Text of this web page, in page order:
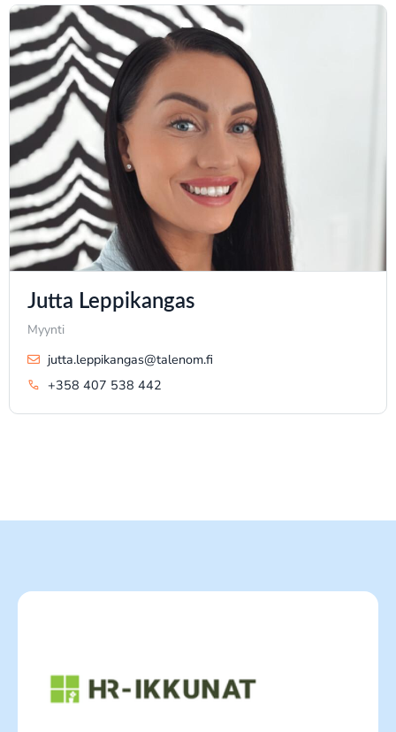
Jutta Leppikangas
Myynti
jutta.leppikangas@talenom.fi
+358 407 538 442